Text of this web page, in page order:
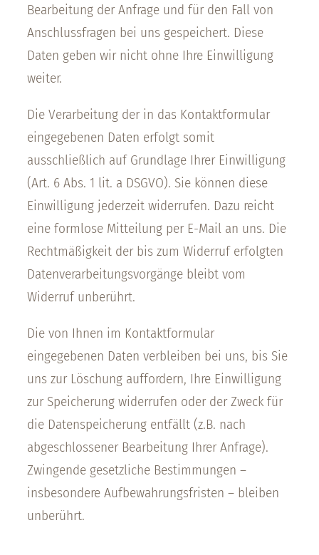
Bearbeitung der Anfrage und für den Fall von
Anschlussfragen bei uns gespeichert. Diese
Daten geben wir nicht ohne Ihre Einwilligung
weiter.
Die Verarbeitung der in das Kontaktformular
eingegebenen Daten erfolgt somit
ausschließlich auf Grundlage Ihrer Einwilligung
(Art. 6 Abs. 1 lit. a DSGVO). Sie können diese
Einwilligung jederzeit widerrufen. Dazu reicht
eine formlose Mitteilung per E-Mail an uns. Die
Rechtmäßigkeit der bis zum Widerruf erfolgten
Datenverarbeitungsvorgänge bleibt vom
Widerruf unberührt.
Die von Ihnen im Kontaktformular
eingegebenen Daten verbleiben bei uns, bis Sie
uns zur Löschung auffordern, Ihre Einwilligung
zur Speicherung widerrufen oder der Zweck für
die Datenspeicherung entfällt (z.B. nach
abgeschlossener Bearbeitung Ihrer Anfrage).
Zwingende gesetzliche Bestimmungen –
insbesondere Aufbewahrungsfristen – bleiben
unberührt.